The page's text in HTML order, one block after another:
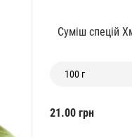
Суміш спецій
100 г
21.00 грн